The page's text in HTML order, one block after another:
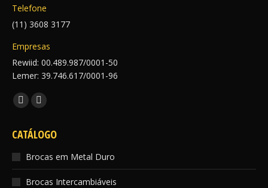
Telefone
(11) 3608 3177
Empresas
Rewiid: 00.489.987/0001-50
Lemer: 39.746.617/0001-96
Encontre-nos em:
Facebook
opens
in
new
window
Instagram
opens
in
new
window
CATÁLOGO
Brocas em Metal Duro
Brocas Intercambiáveis